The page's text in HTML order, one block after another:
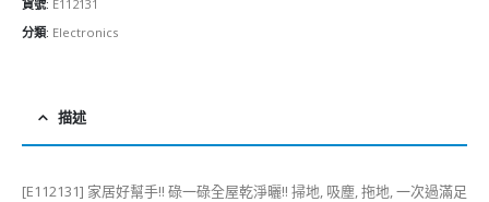
貨號: E112131
分類: Electronics
描述
[E112131] 家居好幫手!! 碌一碌全屋乾淨曬!! 掃地, 吸塵, 拖地, 一次過滿足